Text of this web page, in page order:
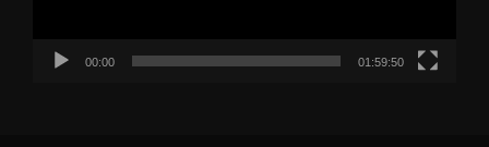
00:00 01:59:50